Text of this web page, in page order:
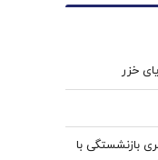
بازنشستگی با